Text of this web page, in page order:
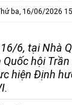
ba, 16/06/2026
6, tại Nhà
Quốc hội
hiện Định